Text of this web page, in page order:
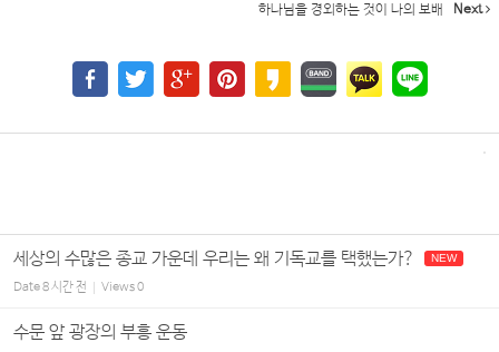
하나님을 경외하는 것이 나의 보배 Next
세상의 수많은 종교 가운데 우리는 왜 기독교를 택했는가? NEW
Date8 시간 전 Views0
수문 앞 광장의 부흥 운동